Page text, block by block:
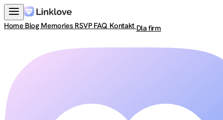
Home Blog Memories RSVP FAQ KontaktDla firm